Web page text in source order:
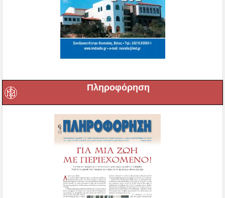
Πληροφόρηση